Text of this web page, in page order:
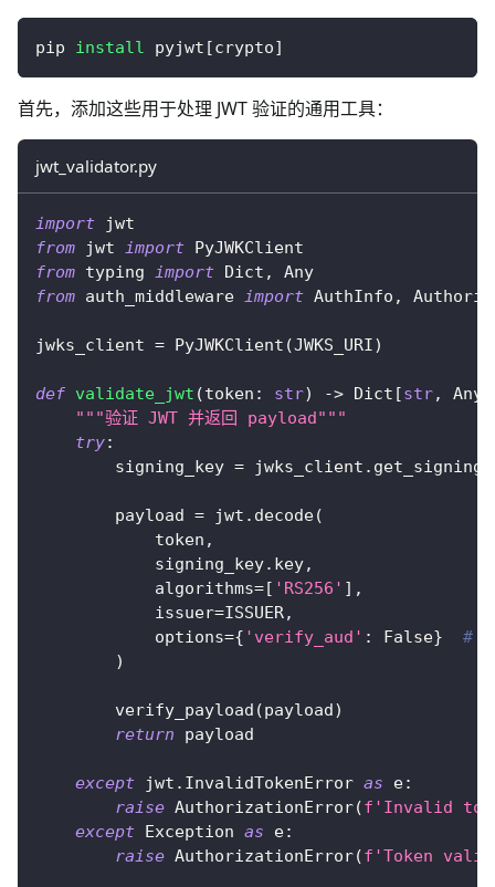
pip install pyjwt [crypto]
首先，添加这些用于处理 JWT 验证的通用工具：
jwt_validator.py
import jwt
from jwt import PyJWKClient
from typing import Dict ,
Any
from auth_middleware import AuthInfo ,
jwks_client = PyJWKClient (JWKS_URI)
def validate_jwt (token : str) -> Dict [str, Any
"""验证 JWT 并返回 payload"""
try:
        signing_key
= jwks_client .
        payload
= jwt . decode(
            token
,
            signing_key
. key,
            algorithms
=[ 'RS256' ] ,
            issuer
=ISSUER,
            options
={ 'verify_aud' : False}
#
)
        verify_payload
(payload)
return payload
except jwt . InvalidTokenError as e:
raise AuthorizationError(f'Invalid
except Exception as e:
raise AuthorizationError(f'Token